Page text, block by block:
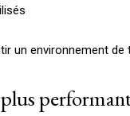
un environnement
plus